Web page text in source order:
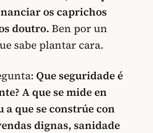
os caprichos
doutro. Ben por un
sabe plantar cara.
Que seguridade é
A que se mide en
a que se constrúe con
dignas, sanidade